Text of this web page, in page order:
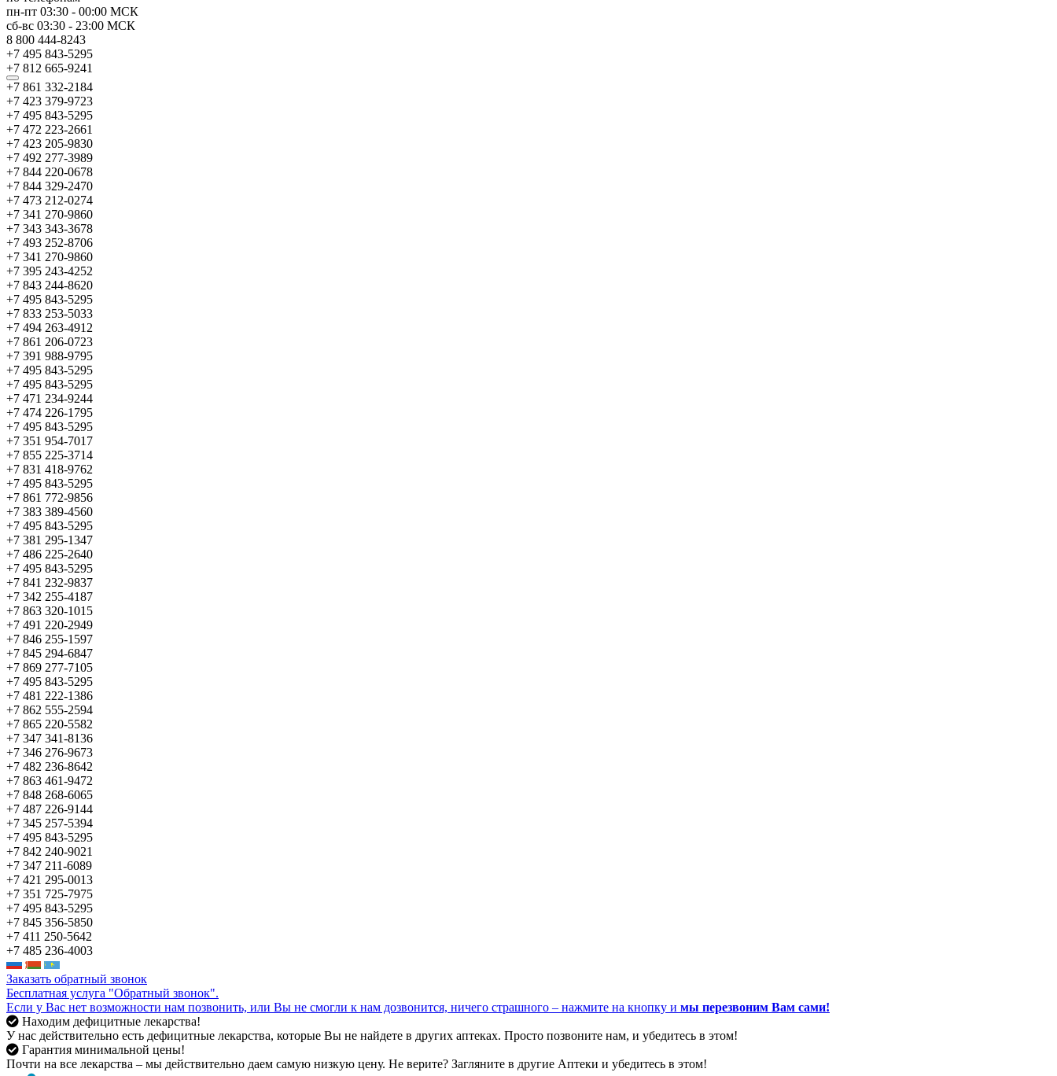
пн-пт 03:30 - 00:00 МСК
сб-вс 03:30 - 23:00 МСК
8 800 444-8243
+7 495 843-5295
+7 812 665-9241
+7 861 332-2184
+7 423 379-9723
+7 495 843-5295
+7 472 223-2661
+7 423 205-9830
+7 492 277-3989
+7 844 220-0678
+7 844 329-2470
+7 473 212-0274
+7 341 270-9860
+7 343 343-3678
+7 493 252-8706
+7 341 270-9860
+7 395 243-4252
+7 843 244-8620
+7 495 843-5295
+7 833 253-5033
+7 494 263-4912
+7 861 206-0723
+7 391 988-9795
+7 495 843-5295
+7 495 843-5295
+7 471 234-9244
+7 474 226-1795
+7 495 843-5295
+7 351 954-7017
+7 855 225-3714
+7 831 418-9762
+7 495 843-5295
+7 861 772-9856
+7 383 389-4560
+7 495 843-5295
+7 381 295-1347
+7 486 225-2640
+7 495 843-5295
+7 841 232-9837
+7 342 255-4187
+7 863 320-1015
+7 491 220-2949
+7 846 255-1597
+7 845 294-6847
+7 869 277-7105
+7 495 843-5295
+7 481 222-1386
+7 862 555-2594
+7 865 220-5582
+7 347 341-8136
+7 346 276-9673
+7 482 236-8642
+7 863 461-9472
+7 848 268-6065
+7 487 226-9144
+7 345 257-5394
+7 495 843-5295
+7 842 240-9021
+7 347 211-6089
+7 421 295-0013
+7 351 725-7975
+7 495 843-5295
+7 845 356-5850
+7 411 250-5642
+7 485 236-4003
Заказать обратный звонок
Бесплатная услуга "Обратный звонок".
Если у Вас нет возможности нам позвонить, или Вы не смогли к нам дозвонится, ничего страшного – нажмите на кнопку и мы перезвоним Вам сами!
Находим дефицитные лекарства!
У нас действительно есть дефицитные лекарства, которые Вы не найдете в других аптеках. Просто позвоните нам, и убедитесь в этом!
Гарантия минимальной цены!
Почти на все лекарства – мы действительно даем самую низкую цену. Не верите? Загляните в другие Аптеки и убедитесь в этом!